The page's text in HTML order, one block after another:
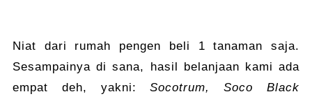
Niat dari rumah pengen beli 1 tanaman saja.
Sesampainya di sana, hasil belanjaan kami ada
empat deh, yakni:Socotrum, Soco Black